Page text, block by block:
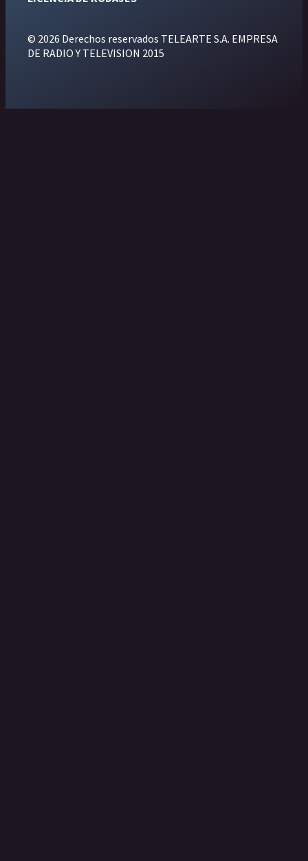
© 2026 Derechos reservados TELEARTE S.A. EMPRESA
DE RADIO Y TELEVISION 2015